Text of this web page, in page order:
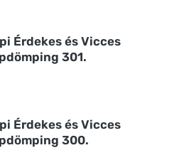
Érdekes és Vicces
301.
Érdekes és Vicces
300.